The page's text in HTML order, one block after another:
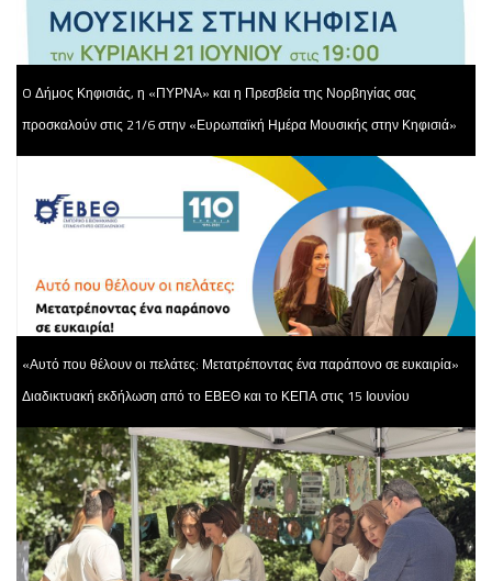
O Δήμος Κηφισιάς, η «ΠΥΡΝΑ» και η Πρεσβεία της Νορβηγίας σας
προσκαλούν στις 21/6 στην «Ευρωπαϊκή Ημέρα Μουσικής στην Κηφισιά»
«Αυτό που θέλουν οι πελάτες: Μετατρέποντας ένα παράπονο σε ευκαιρία»
Διαδικτυακή εκδήλωση από το ΕΒΕΘ και το ΚΕΠΑ στις 15 Ιουνίου